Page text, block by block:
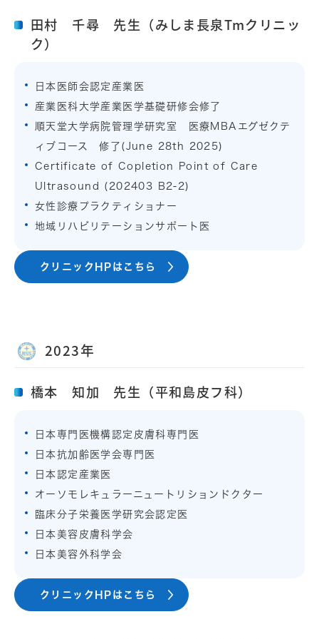
田村 千尋 先生（みしま長泉Tmクリニッ
ク）
日本医師会認定産業医
産業医科大学産業医学基礎研修会修了
順天堂大学病院管理学研究室 医療MBAエグゼクテ
ィブコース 修了(June 28th 2025)
Certificate of Copletion Point of Care
Ultrasound (202403 B2-2)
女性診療プラクティショナー
地域リハビリテーションサポート医
クリニックHPはこちら
2023年
橋本 知加 先生（平和島皮フ科）
日本専門医機構認定皮膚科専門医
日本抗加齢医学会専門医
日本認定産業医
オーソモレキュラーニュートリションドクター
臨床分子栄養医学研究会認定医
日本美容皮膚科学会
日本美容外科学会
クリニックHPはこちら